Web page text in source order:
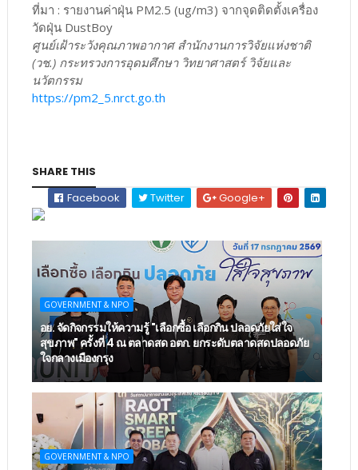
ที่มา : รายงานค่าฝุ่น PM2.5 (ug/m3) จากจุดติดตั้งเครื่อง
วัดฝุ่น DustBoy
ศูนย์เฝ้าระวังคุณภาพอากาศ สำนักงานการวิจัยแห่งชาติ
(วช.) กระทรวงการอุดมศึกษา วิทยาศาสตร์ วิจัยและ
นวัตกรรม
https://pm2_5.nrct.go.th
SHARE THIS
Facebook
Twitter Google+
GOVERNMENT & NPO
อย. จัดกิจกรรมให้ความรู้ "เลือกซื้อ เลือกกิน ปลอดภัยใส่ใจ
สุขภาพ" ครั้งที่ 4 ณ ตลาดสด อตก. ยกระดับตลาดสดปลอดภัย
ใจกลางเมืองกรุง
GOVERNMENT & NPO